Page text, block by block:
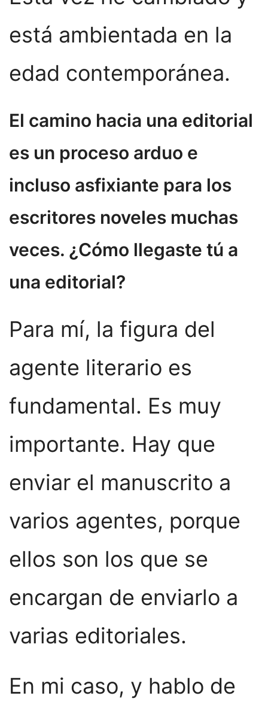
está ambientada en la
edad contemporánea.
El camino hacia una editorial
es un proceso arduo e
incluso asfixiante para los
escritores noveles muchas
veces. ¿Cómo llegaste tú a
una editorial?
Para mí, la figura del
agente literario es
fundamental. Es muy
importante. Hay que
enviar el manuscrito a
varios agentes, porque
ellos son los que se
encargan de enviarlo a
varias editoriales.
En mi caso, y hablo de